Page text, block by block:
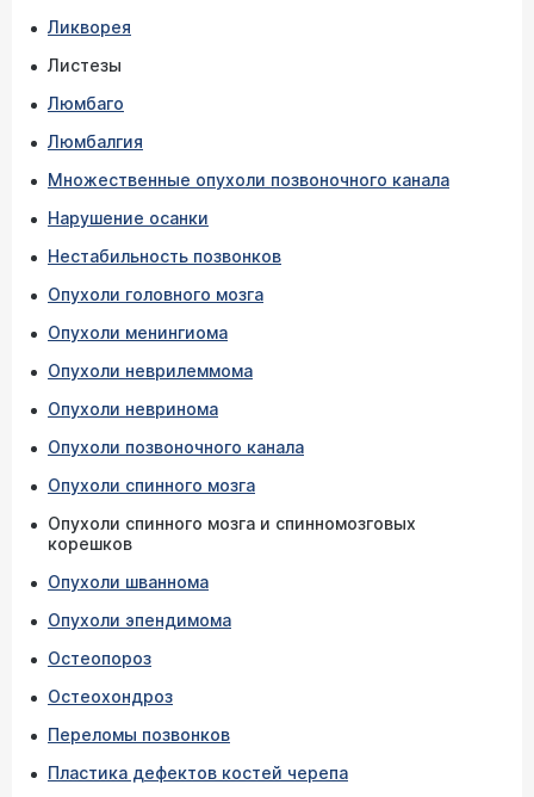
Ликворея
Листезы
Люмбаго
Люмбалгия
Множественные опухоли позвоночного канала
Нарушение осанки
Нестабильность позвонков
Опухоли головного мозга
Опухоли менингиома
Опухоли неврилеммома
Опухоли невринома
Опухоли позвоночного канала
Опухоли спинного мозга
Опухоли спинного мозга и спинномозговых
корешков
Опухоли шваннома
Опухоли эпендимома
Остеопороз
Остеохондроз
Переломы позвонков
Пластика дефектов костей черепа